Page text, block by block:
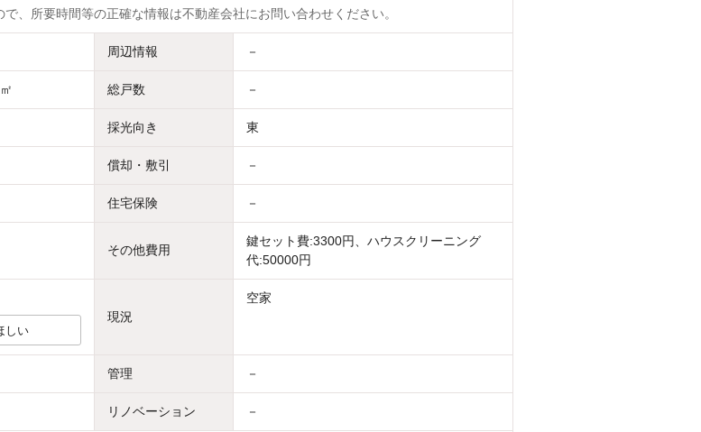
、所要時間等の正確な情報は不動産会社にお問い合わせください。
周辺情報 －
総戸数 －
採光向き 東
償却・敷引 －
住宅保険 －
その他費用
鍵セット費:3300円、ハウスクリーニング
代:50000円
しい
現況
空家
管理 －
リノベーション －